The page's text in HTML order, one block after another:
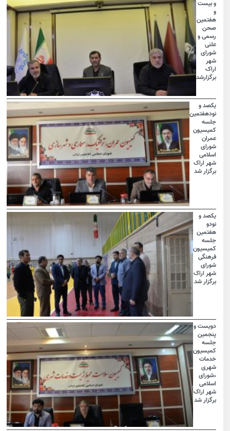
و بیست
هفتمین
صحن
رسمی و
علنی
شورای
شهر
اراک
برگزارشد
یکصد و
نودهفتمین
جلسه
کمیسیون
عمران
شورای
اسلامی
شهر اراک
برگزار شد
یکصد و
نودو
هفتمین
جلسه
کمیسیون
فرهنگی
شورای
شهر اراک
برگزار شد
دویست و
پنجمین
جلسه
کمیسیون
خدمات
شهری
،شورای
اسلامی
شهر اراک
برگزار شد